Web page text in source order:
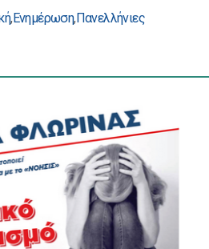
,Ενημέρωση,Πανελλήνιες